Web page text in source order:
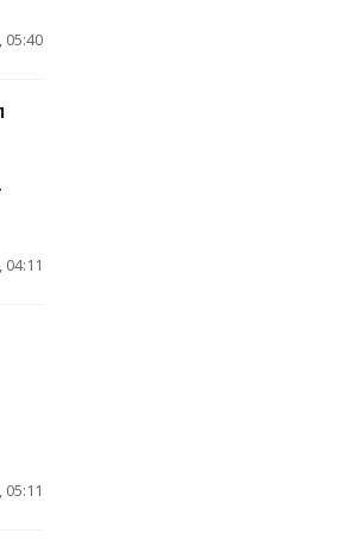
05:40